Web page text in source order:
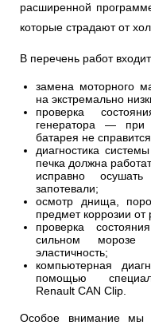
расширенной
которые страдают от
В перечень работ
замена моторного
на экстремально
проверка
генератора — при
батарея не
диагностика
печка должна
исправно
запотевали;
осмотр днища,
предмет коррозии от
проверка
сильном
эластичность;
компьютерная
помощью
Renault CAN Clip.
Особое внимание мы